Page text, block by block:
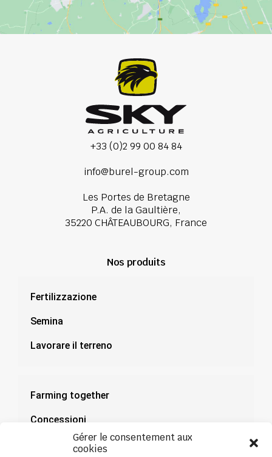
Gérer le consentement aux
cookies
+33 (0)2 99 00 84 84
info@burel-group.com
Les Portes de Bretagne
P.A. de la Gaultière,
35220 CHÂTEAUBOURG, France
Nos produits
Fertilizzazione
Semina
Lavorare il terreno
Farming together
Concessioni
Documentazione